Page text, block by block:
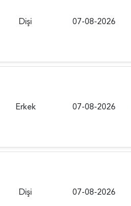
Dişi 07-08-2026
Erkek 07-08-2026
Dişi 07-08-2026